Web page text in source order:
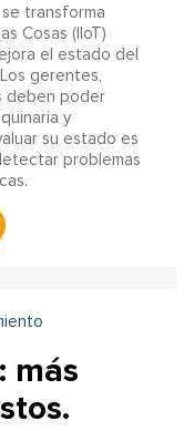
transforma
Cosas (IIoT)
el estado del
gerentes,
deben poder
y
su estado es
problemas
más